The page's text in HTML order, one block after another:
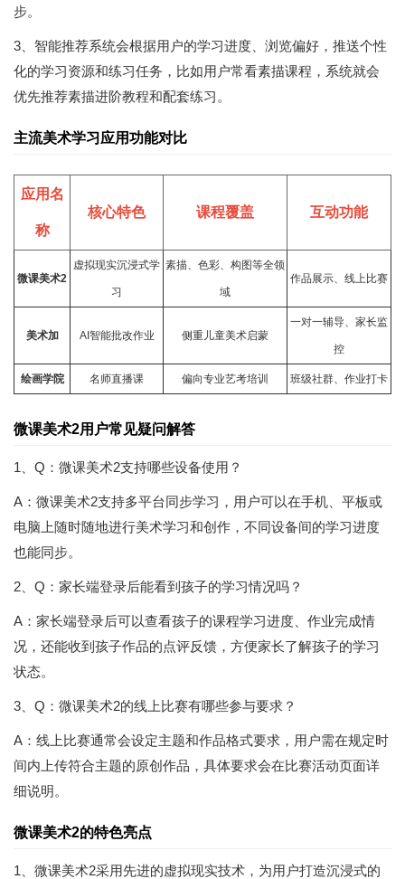
步。
3、智能推荐系统会根据用户的学习进度、浏览偏好，推送个性
化的学习资源和练习任务，比如用户常看素描课程，系统就会
优先推荐素描进阶教程和配套练习。
主流美术学习应用功能对比
应用名
称
核心特色 课程覆盖 互动功能
微课美术2
虚拟现实沉浸式学
习
素描、色彩、构图等全领
域
作品展示、线上比赛
美术加 AI智能批改作业 侧重儿童美术启蒙
一对一辅导、家长监
控
绘画学院 名师直播课 偏向专业艺考培训 班级社群、作业打卡
微课美术2用户常见疑问解答
1、Q：微课美术2支持哪些设备使用？
A：微课美术2支持多平台同步学习，用户可以在手机、平板或
电脑上随时随地进行美术学习和创作，不同设备间的学习进度
也能同步。
2、Q：家长端登录后能看到孩子的学习情况吗？
A：家长端登录后可以查看孩子的课程学习进度、作业完成情
况，还能收到孩子作品的点评反馈，方便家长了解孩子的学习
状态。
3、Q：微课美术2的线上比赛有哪些参与要求？
A：线上比赛通常会设定主题和作品格式要求，用户需在规定时
间内上传符合主题的原创作品，具体要求会在比赛活动页面详
细说明。
微课美术2的特色亮点
1、微课美术2采用先进的虚拟现实技术，为用户打造沉浸式的